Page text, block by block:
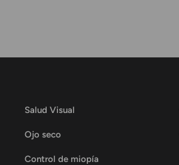
Salud Visual
Ojo seco
Control de miopía